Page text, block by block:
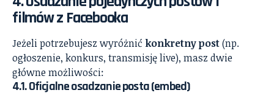
filmów z Facebooka
Jeżeli potrzebujesz wyróżnić konkretny post(np.
ogłoszenie, konkurs, transmisję live), masz dwie
główne możliwości:
4.1. Oficjalne osadzanie posta (embed)